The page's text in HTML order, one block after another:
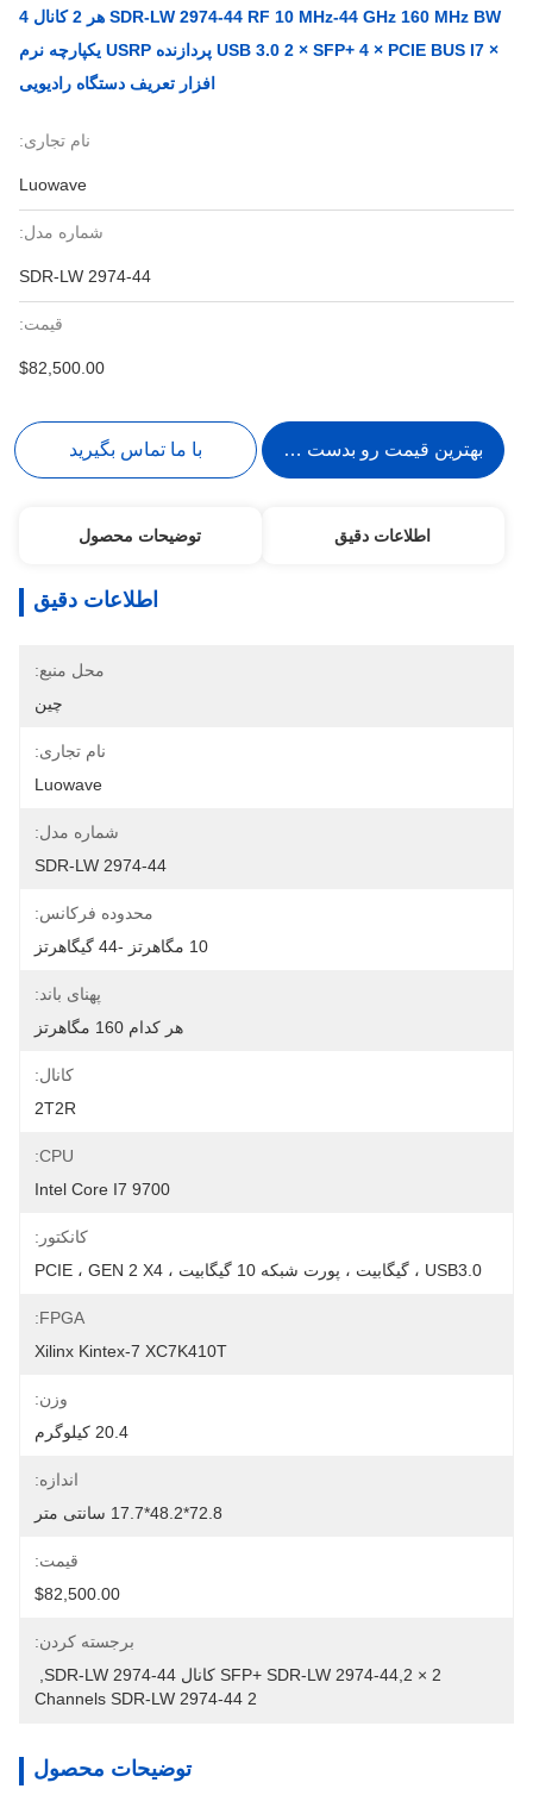
SDR-LW 2974-44 RF 10 MHz-44 GHz 160 MHz BW هر 2 کانال 4
× USB 3.0 2 × SFP+ 4 × PCIE BUS I7 پردازنده USRP یکپارچه نرم
افزار تعریف دستگاه رادیویی
نام تجاری:
Luowave
شماره مدل:
SDR-LW 2974-44
قیمت:
$82,500.00
بهترین قیمت رو بدست بیار با ما تماس بگیرید
اطلاعات دقیق توضیحات محصول
اطلاعات دقیق
محل منبع:
چین
نام تجاری:
Luowave
شماره مدل:
SDR-LW 2974-44
محدوده فرکانس:
10 مگاهرتز -44 گیگاهرتز
پهنای باند:
هر کدام 160 مگاهرتز
کانال:
2T2R
CPU:
Intel Core I7 9700
کانکتور:
USB3.0 ، گیگابیت ، پورت شبکه 10 گیگابیت ، PCIE ، GEN 2 X4
FPGA:
Xilinx Kintex-7 XC7K410T
وزن:
20.4 کیلوگرم
اندازه:
72.8*48.2*17.7 سانتی متر
قیمت:
$82,500.00
برجسته کردن:
2 × SFP+ SDR-LW 2974-44,2 کانال SDR-LW 2974-44
2 Channels SDR-LW 2974-44
توضیحات محصول